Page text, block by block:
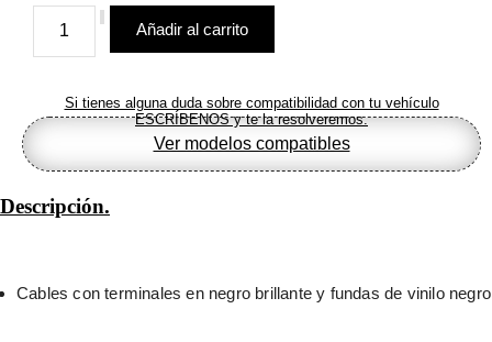
acelerador/ralentí
cantidad
Añadir al carrito
Si tienes alguna duda sobre compatibilidad con tu vehículo
ESCRÍBENOS y te la resolveremos.
Ver modelos compatibles
Descripción.
Cables con terminales en negro brillante y fundas de vinilo negro